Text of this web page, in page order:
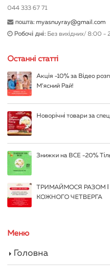
044 333 67 71
пошта: myasnuyray@gmail.com
Робочі дні: Без вихідних/ 8:00 -
Останні статті
Акція -10% за Відео
М’ясний Рай!
Новорічні товари за
Знижки на ВСЕ -20%
ТРИМАЙМОСЯ РАЗОМ
КОЖНОГО ЧЕТВЕРГА
Меню
Головна